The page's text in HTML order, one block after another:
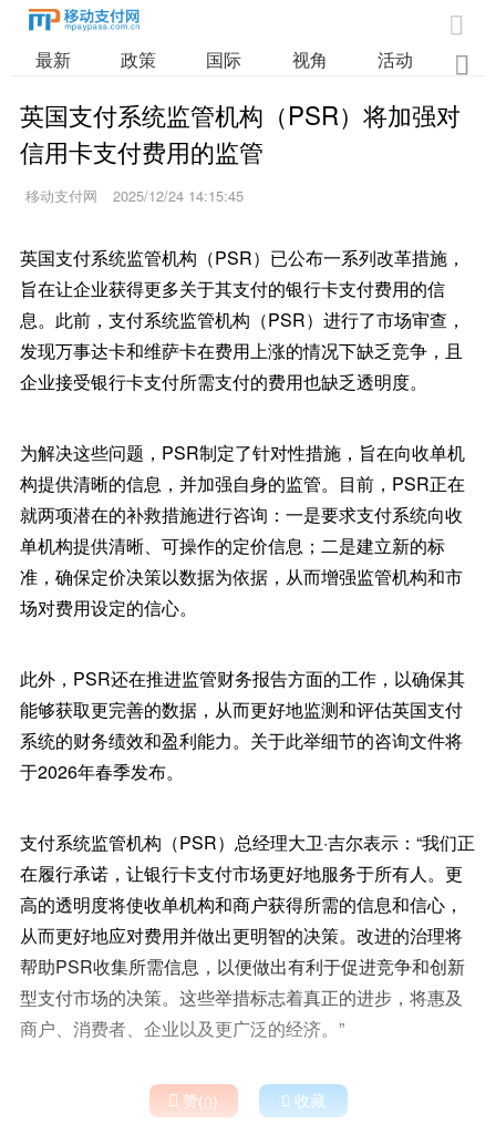

最新 政策 国际 视角 活动 业

英国支付系统监管机构（PSR）将加强对
信用卡支付费用的监管
移动支付网 2025/12/24 14:15:45
英国支付系统监管机构（PSR）已公布一系列改革措施，
旨在让企业获得更多关于其支付的银行卡支付费用的信
息。此前，支付系统监管机构（PSR）进行了市场审查，
发现万事达卡和维萨卡在费用上涨的情况下缺乏竞争，且
企业接受银行卡支付所需支付的费用也缺乏透明度。
为解决这些问题，PSR制定了针对性措施，旨在向收单机
构提供清晰的信息，并加强自身的监管。目前，PSR正在
就两项潜在的补救措施进行咨询：一是要求支付系统向收
单机构提供清晰、可操作的定价信息；二是建立新的标
准，确保定价决策以数据为依据，从而增强监管机构和市
场对费用设定的信心。
此外，PSR还在推进监管财务报告方面的工作，以确保其
能够获取更完善的数据，从而更好地监测和评估英国支付
系统的财务绩效和盈利能力。关于此举细节的咨询文件将
于2026年春季发布。
支付系统监管机构（PSR）总经理大卫·吉尔表示：“我们正
在履行承诺，让银行卡支付市场更好地服务于所有人。更
高的透明度将使收单机构和商户获得所需的信息和信心，
从而更好地应对费用并做出更明智的决策。改进的治理将
帮助PSR收集所需信息，以便做出有利于促进竞争和创新
型支付市场的决策。这些举措标志着真正的进步，将惠及
商户、消费者、企业以及更广泛的经济。”
 赞()  收藏